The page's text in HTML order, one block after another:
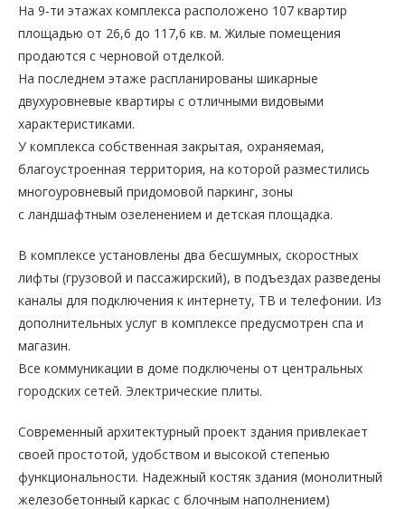
На 9-ти этажах комплекса расположено 107 квартир
площадью от 26,6 до 117,6 кв. м. Жилые помещения
продаются с черновой отделкой.
На последнем этаже распланированы шикарные
двухуровневые квартиры с отличными видовыми
характеристиками.
У комплекса собственная закрытая, охраняемая,
благоустроенная территория, на которой разместились
многоуровневый придомовой паркинг, зоны
с ландшафтным озеленением и детская площадка.
В комплексе установлены два бесшумных, скоростных
лифты (грузовой и пассажирский), в подъездах разведены
каналы для подключения к интернету, ТВ и телефонии. Из
дополнительных услуг в комплексе предусмотрен спа и
магазин.
Все коммуникации в доме подключены от центральных
городских сетей. Электрические плиты.
Современный архитектурный проект здания привлекает
своей простотой, удобством и высокой степенью
функциональности. Надежный костяк здания (монолитный
железобетонный каркас с блочным наполнением)